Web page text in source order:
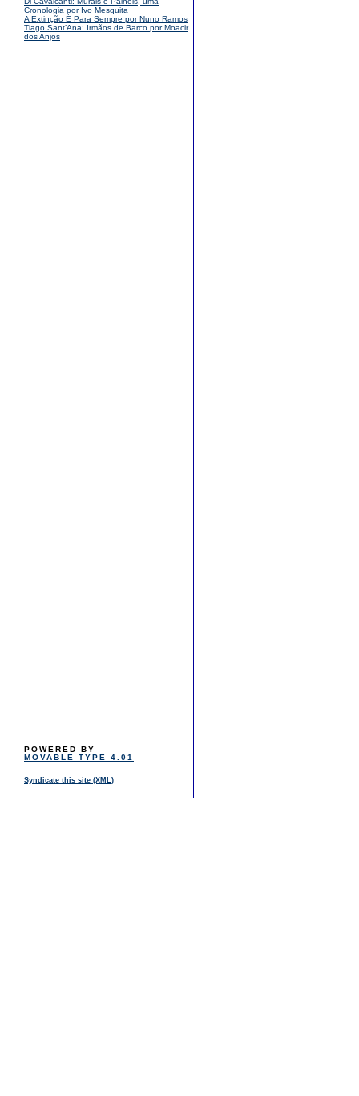
Cronologia por Ivo Mesquita
A Extinção É Para Sempre por Nuno Ramos
Tiago Sant’Ana: Irmãos de Barco por Moacir
dos Anjos
POWERED BY
MOVABLE TYPE 4.01
Syndicate this site (XML)